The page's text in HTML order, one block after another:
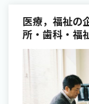
医療，福祉の
所・歯科・福